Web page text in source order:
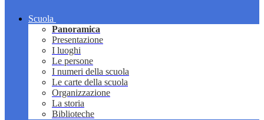
Scuola
Panoramica
Presentazione
I luoghi
Le persone
I numeri della scuola
Le carte della scuola
Organizzazione
La storia
Biblioteche